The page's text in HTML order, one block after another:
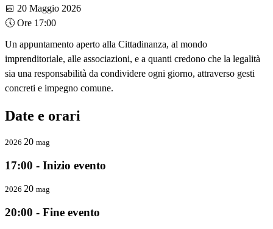
📅 20 Maggio 2026
🕔 Ore 17:00
Un appuntamento aperto alla Cittadinanza, al mondo
imprenditoriale, alle associazioni, e a quanti credono che la legalità
sia una responsabilità da condividere ogni giorno, attraverso gesti
concreti e impegno comune.
Date e orari
2026 20 mag
17:00 - Inizio evento
2026 20 mag
20:00 - Fine evento